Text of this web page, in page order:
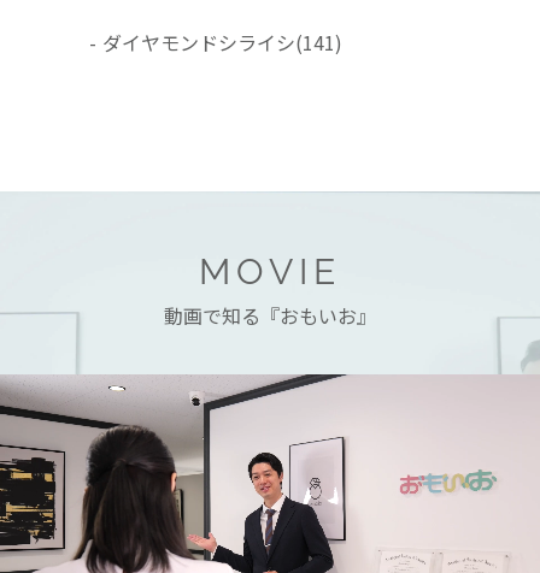
- ダイヤモンドシライシ(141)
MOVIE
動画で知る『おもいお』